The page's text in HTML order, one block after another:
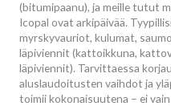
(bitumipaanu), ja meille tutut
Icopal ovat arkipäivää.
myrskyvauriot, kulumat,
läpiviennit (kattoikkuna,
läpiviennit). Tarvittaessa
aluslaudoitusten vaihdot ja
toimii kokonaisuutena – ei